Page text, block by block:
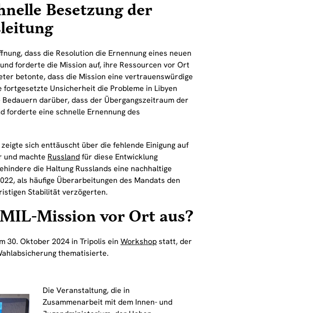
Besetzung der
dass die Resolution die Ernennung eines neuen
forderte die Mission auf, ihre Ressourcen vor Ort
betonte, dass die Mission eine vertrauenswürdige
Unsicherheit die Probleme in Libyen
darüber, dass der Übergangszeitraum der
forderte eine schnelle Ernennung des
sich enttäuscht über die fehlende Einigung auf
und machte Russlandfür diese Entwicklung
die Haltung Russlands eine nachhaltige
als häufige Überarbeitungen des Mandats den
Stabilität verzögerten.
Mission vor Ort aus?
30. Oktober 2024 in Tripolis ein Workshopstatt, der
thematisierte.
Die Veranstaltung, die in
Zusammenarbeit mit dem Innen- und